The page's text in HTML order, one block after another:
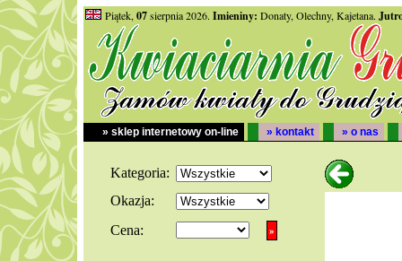
Piątek, 07sierpnia 2026. Imieniny: Donaty, Olechny, Kajetana.
» sklep internetowy on-line » kontakt » o nas
Kategoria:
Okazja:
Cena: